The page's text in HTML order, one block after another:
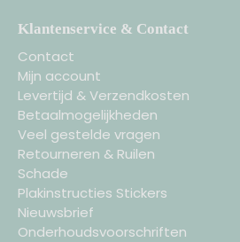
Klantenservice & Contact
Contact
Mijn account
Levertijd & Verzendkosten
Betaalmogelijkheden
Veel gestelde vragen
Retourneren & Ruilen
Schade
Plakinstructies Stickers
Nieuwsbrief
Onderhoudsvoorschriften